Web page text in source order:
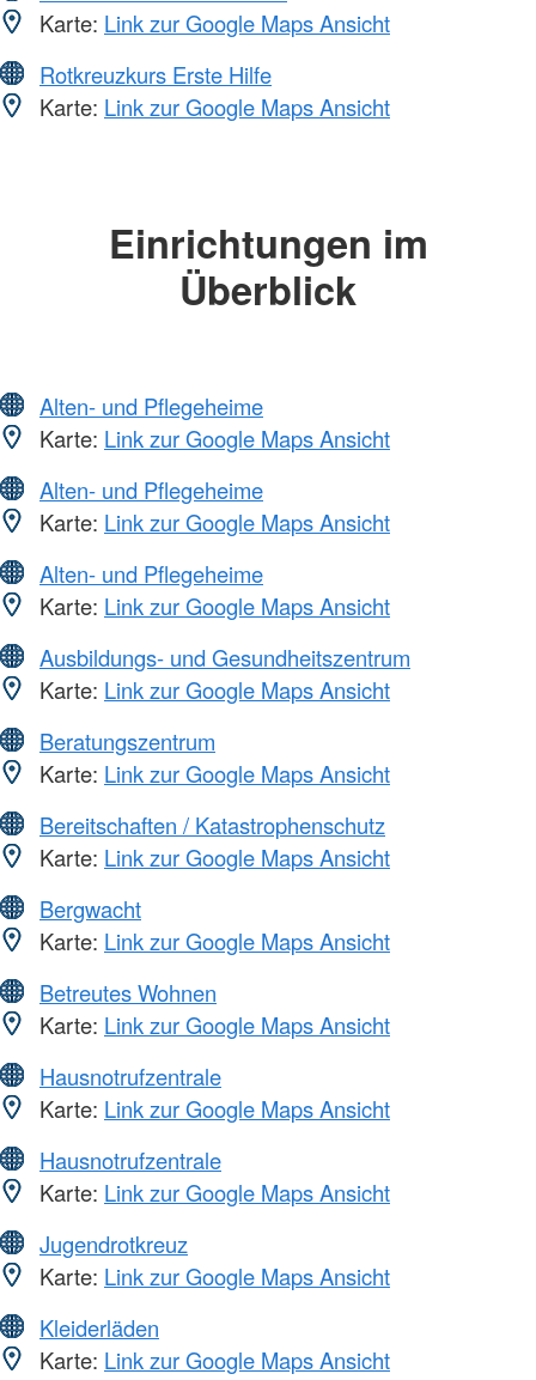
Karte: Link zur Google Maps Ansicht
Rotkreuzkurs Erste Hilfe
Karte: Link zur Google Maps Ansicht
Einrichtungen im
Überblick
Alten- und Pflegeheime
Karte: Link zur Google Maps Ansicht
Alten- und Pflegeheime
Karte: Link zur Google Maps Ansicht
Alten- und Pflegeheime
Karte: Link zur Google Maps Ansicht
Ausbildungs- und Gesundheitszentrum
Karte: Link zur Google Maps Ansicht
Beratungszentrum
Karte: Link zur Google Maps Ansicht
Bereitschaften / Katastrophenschutz
Karte: Link zur Google Maps Ansicht
Bergwacht
Karte: Link zur Google Maps Ansicht
Betreutes Wohnen
Karte: Link zur Google Maps Ansicht
Hausnotrufzentrale
Karte: Link zur Google Maps Ansicht
Hausnotrufzentrale
Karte: Link zur Google Maps Ansicht
Jugendrotkreuz
Karte: Link zur Google Maps Ansicht
Kleiderläden
Karte: Link zur Google Maps Ansicht